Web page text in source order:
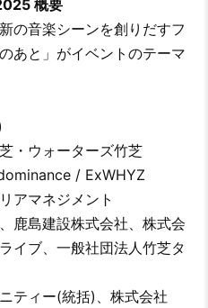
概要
の音楽シーンを創りだすフ
あと」がイベントのテーマ
)
・ウォーターズ竹芝
/ ExWHYZ
アマネジメント
鹿島建設株式会社、株式会
イブ、一般社団法人竹芝タ
ティー(統括)、株式会社